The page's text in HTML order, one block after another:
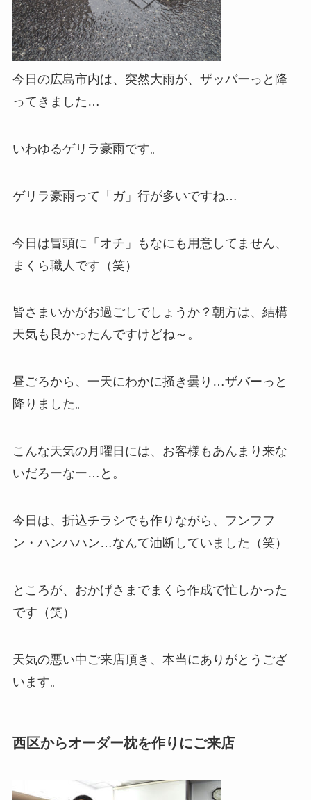
今日の広島市内は、突然大雨が、ザッバーっと降
ってきました…
いわゆるゲリラ豪雨です。
ゲリラ豪雨って「ガ」行が多いですね…
今日は冒頭に「オチ」もなにも用意してません、
まくら職人です（笑）
皆さまいかがお過ごしでしょうか？ 朝方は、結構
天気も良かったんですけどね～。
昼ごろから、一天にわかに掻き曇り…ザバーっと
降りました。
こんな天気の月曜日には、お客様もあんまり来な
いだろーなー…と。
今日は、折込チラシでも作りながら、フンフフ
ン・ハンハハン…なんて油断していました（笑）
ところが、おかげさまでまくら作成で忙しかった
です（笑）
天気の悪い中ご来店頂き、本当にありがとうござ
います。
西区からオーダー枕を作りにご来店